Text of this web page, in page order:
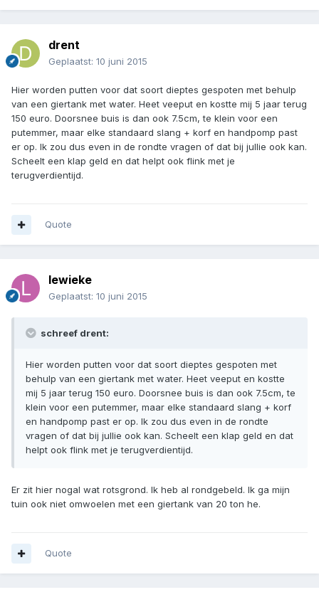
drent
Geplaatst: 10 juni 2015
Hier worden putten voor dat soort dieptes gespoten met behulp
van een giertank met water. Heet veeput en kostte mij 5 jaar terug
150 euro. Doorsnee buis is dan ook 7.5cm, te klein voor een
putemmer, maar elke standaard slang + korf en handpomp past
er op. Ik zou dus even in de rondte vragen of dat bij jullie ook kan.
Scheelt een klap geld en dat helpt ook flink met je
terugverdientijd.
Quote
lewieke
Geplaatst: 10 juni 2015
schreef drent:
Hier worden putten voor dat soort dieptes gespoten met
behulp van een giertank met water. Heet veeput en kostte
mij 5 jaar terug 150 euro. Doorsnee buis is dan ook 7.5cm, te
klein voor een putemmer, maar elke standaard slang + korf
en handpomp past er op. Ik zou dus even in de rondte
vragen of dat bij jullie ook kan. Scheelt een klap geld en dat
helpt ook flink met je terugverdientijd.
Er zit hier nogal wat rotsgrond. Ik heb al rondgebeld. Ik ga mijn
tuin ook niet omwoelen met een giertank van 20 ton he.
Quote